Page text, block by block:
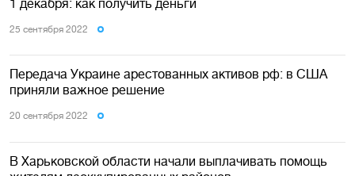
1 декабря: как получить деньги
25 сентября 2022
Передача Украине арестованных активов рф: в США
приняли важное решение
20 сентября 2022
В Харьковской области начали выплачивать помощь